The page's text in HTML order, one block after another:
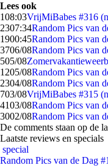
Lees ook
108:03VrijMiBabes #316
2307:34Random Pics van
1900:45Random Pics van
3706/08Random Pics van
505/08
1205/08Random Pics van
2304/08Random Pics van
703/08VrijMiBabes #315
4103/08Random Pics van
3002/08Random Pics van
De comments staan op de
Laatste reviews en specials
special
Random Pics van de Dag